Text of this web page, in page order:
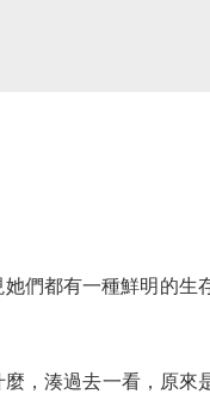
們都有一種鮮明的生
，湊過去一看，原來